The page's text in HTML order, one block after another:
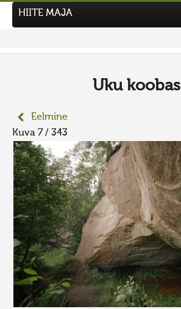
Tegutse
Kuvavõistlused
UUS KUVAVÕISTLUS
Hiite kuvavõistlus 2026
VANEMAD KUVAVÕISTLUSED
Kontakt
HIITE MAJA
Uku koobas
Eelmine
Kuva 7 / 343